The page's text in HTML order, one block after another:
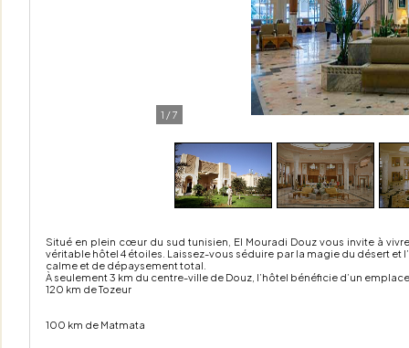
1 /7
Situé en plein cœur du sud tunisien, El Mouradi Douz vous invite à
véritable hôtel 4 étoiles. Laissez-vous séduire par la magie du désert
calme et de dépaysement total.
À seulement 3 km du centre-ville de Douz, l’hôtel bénéficie d’un
120 km de Tozeur
100 km de Matmata